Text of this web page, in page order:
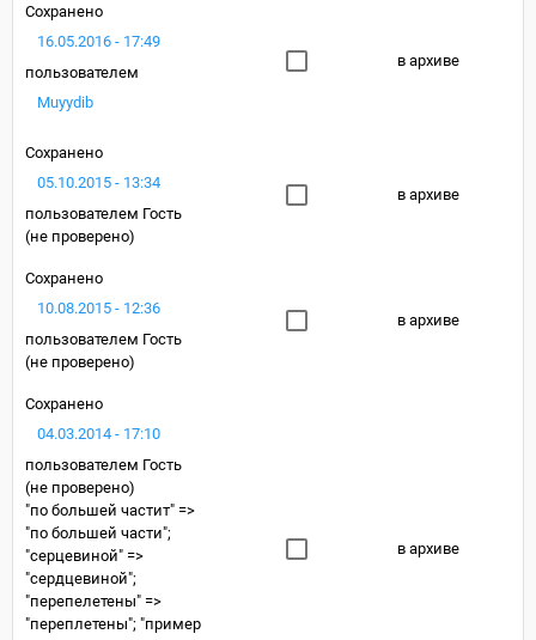
Сохранено
16.05.2016 - 17:49
пользователем
Muyydib
в архиве
Сохранено
05.10.2015 - 13:34
пользователем Гость
(не проверено)
в архиве
Сохранено
10.08.2015 - 12:36
пользователем Гость
(не проверено)
в архиве
Сохранено
04.03.2014 - 17:10
пользователем Гость
(не проверено)
"по большей частит" =>
"по большей части";
"серцевиной" =>
"сердцевиной";
"перепелетены" =>
"переплетены"; "пример
в архиве